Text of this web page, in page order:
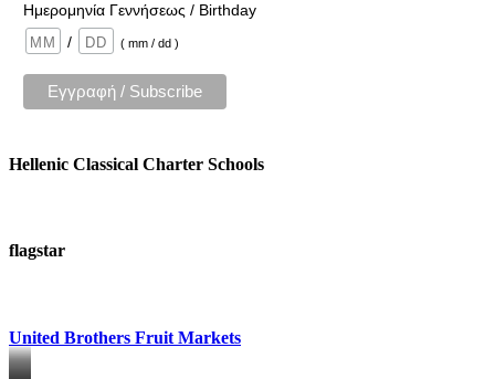
Ημερομηνία Γεννήσεως / Birthday
/
( mm / dd )
Hellenic Classical Charter Schools
flagstar
United Brothers Fruit Markets